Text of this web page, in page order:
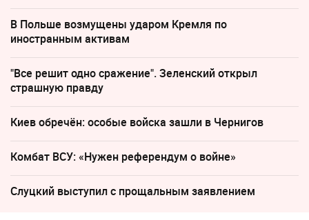
В Польше возмущены ударом Кремля по
иностранным активам
"Все решит одно сражение". Зеленский открыл
страшную правду
Киев обречён: особые войска зашли в Чернигов
Комбат ВСУ: «Нужен референдум о войне»
Слуцкий выступил с прощальным заявлением